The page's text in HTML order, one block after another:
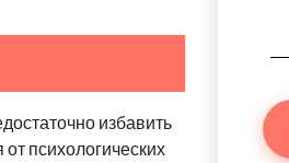
избавить
психологических